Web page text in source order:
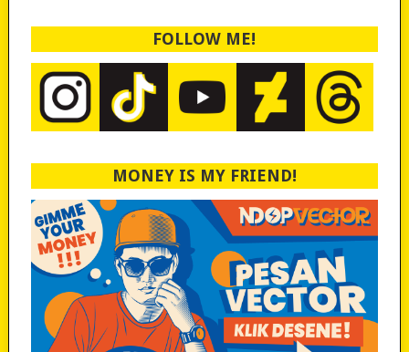
FOLLOW ME!
MONEY IS MY FRIEND!